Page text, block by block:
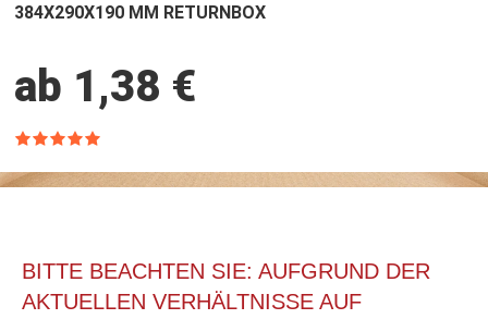
384X290X190 MM RETURNBOX
ab 1,38 €
BITTE BEACHTEN SIE: AUFGRUND DER
AKTUELLEN VERHÄLTNISSE AUF